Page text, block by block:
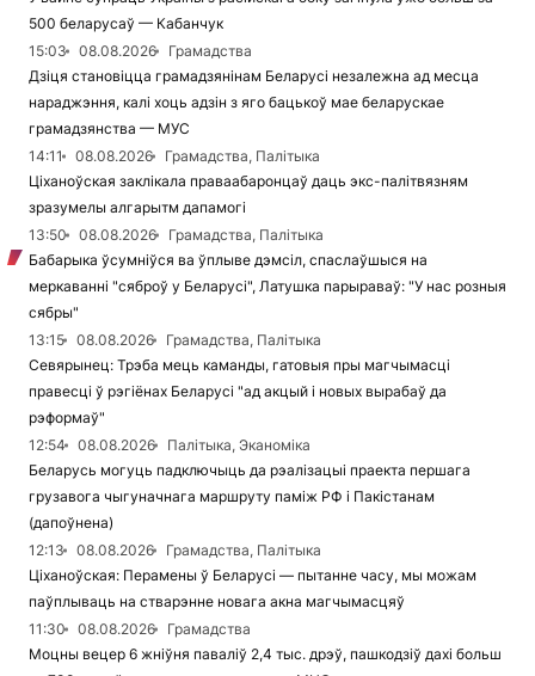
500 беларусаў — Кабанчук
15:03
08.08.2026
Грамадства
Дзіця становіцца грамадзянінам Беларусі незалежна ад месца
нараджэння, калі хоць адзін з яго бацькоў мае беларускае
грамадзянства — МУС
14:11
08.08.2026
Грамадства, Палітыка
Ціханоўская заклікала праваабаронцаў даць экс-палітвязням
зразумелы алгарытм дапамогі
13:50
08.08.2026
Грамадства, Палітыка
Бабарыка ўсумніўся ва ўплыве дэмсіл, спаслаўшыся на
меркаванні "сяброў у Беларусі", Латушка парыраваў: "У нас розныя
сябры"
13:15
08.08.2026
Грамадства, Палітыка
Севярынец: Трэба мець каманды, гатовыя пры магчымасці
правесці ў рэгіёнах Беларусі "ад акцый і новых вырабаў да
рэформаў"
12:54
08.08.2026
Палітыка, Эканоміка
Беларусь могуць падключыць да рэалізацыі праекта першага
грузавога чыгуначнага маршруту паміж РФ і Пакістанам
(дапоўнена)
12:13
08.08.2026
Грамадства, Палітыка
Ціханоўская: Перамены ў Беларусі — пытанне часу, мы можам
паўплываць на стварэнне новага акна магчымасцяў
11:30
08.08.2026
Грамадства
Моцны вецер 6 жніўня паваліў 2,4 тыс. дрэў, пашкодзіў дахі больш